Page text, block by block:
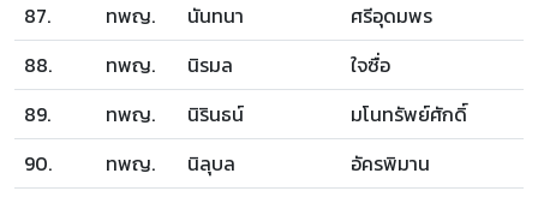
87.
ทพญ. นันทนา
ศรีอุดมพร
88.
ทพญ. นิรมล
ใจซื่อ
89.
ทพญ. นิรินธน์
มโนทรัพย์ศักดิ์
90.
ทพญ. นิลุบล
อัครพิมาน